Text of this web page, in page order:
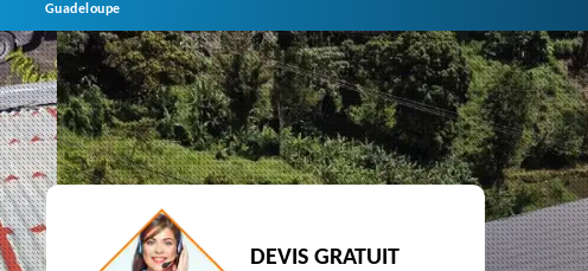
Guadeloupe
DEVIS GRATUIT